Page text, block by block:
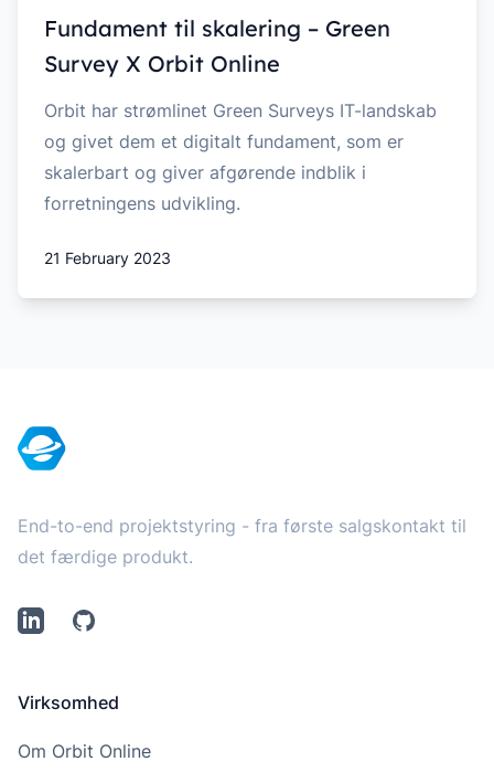
Fundament til skalering – Green
Survey X Orbit Online
Orbit har strømlinet Green Surveys IT-landskab
og givet dem et digitalt fundament, som er
skalerbart og giver afgørende indblik i
forretningens udvikling.
21 February 2023
End-to-end projektstyring - fra første salgskontakt til
det færdige produkt.
LinkedInGithub
Virksomhed
Om Orbit Online